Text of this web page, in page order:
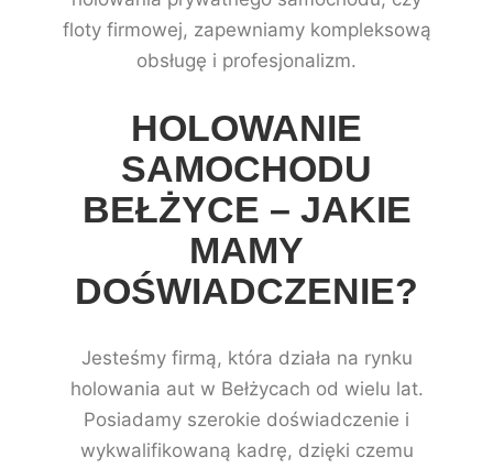
floty firmowej, zapewniamy kompleksową
obsługę i profesjonalizm.
HOLOWANIE
SAMOCHODU
BEŁŻYCE – JAKIE
MAMY
DOŚWIADCZENIE?
Jesteśmy firmą, która działa na rynku
holowania aut w Bełżycach od wielu lat.
Posiadamy szerokie doświadczenie i
wykwalifikowaną kadrę, dzięki czemu